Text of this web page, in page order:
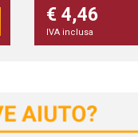
€ 4,46
IVA inclusa